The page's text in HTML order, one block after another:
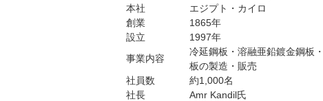
本社
エジプト・カイロ
創業
1865年
設立
1997年
事業内容
冷延鋼板・溶融亜鉛鍍金鋼板
板の製造・販売
社員数
約1,000名
社長
Amr Kandil氏